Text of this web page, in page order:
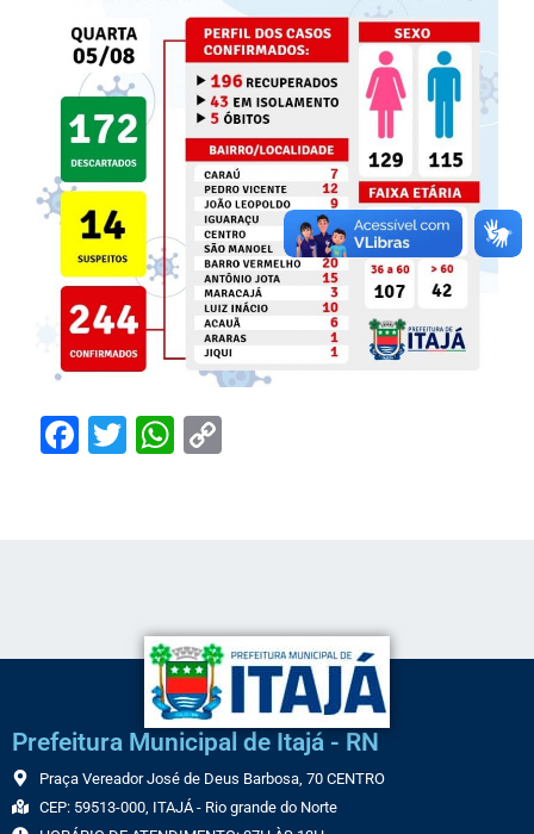
Facebook
TwitterWhatsApp
Prefeitura Municipal de Itajá - RN
Praça Vereador José de Deus Barbosa, 70 CENTRO
CEP: 59513-000, ITAJÁ - Rio grande do Norte